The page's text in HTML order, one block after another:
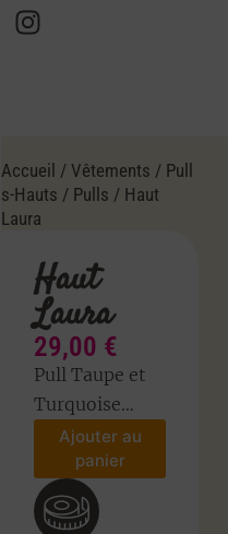
Accueil /Vêtements / Pull
s-Hauts / Pulls / Haut
Laura
Haut
Laura
29,00 €
Pull Taupe et
Turquoise…
Ajouter au
panier